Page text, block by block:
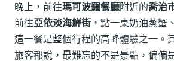
晚上，前往瑪可波羅餐廳附近的喬治
前往亞依淡海鮮街 ，點一桌奶油蒸蟹
這一餐是整個行程的高峰體驗之一。
旅客都說，最難忘的不是景點，偏偏